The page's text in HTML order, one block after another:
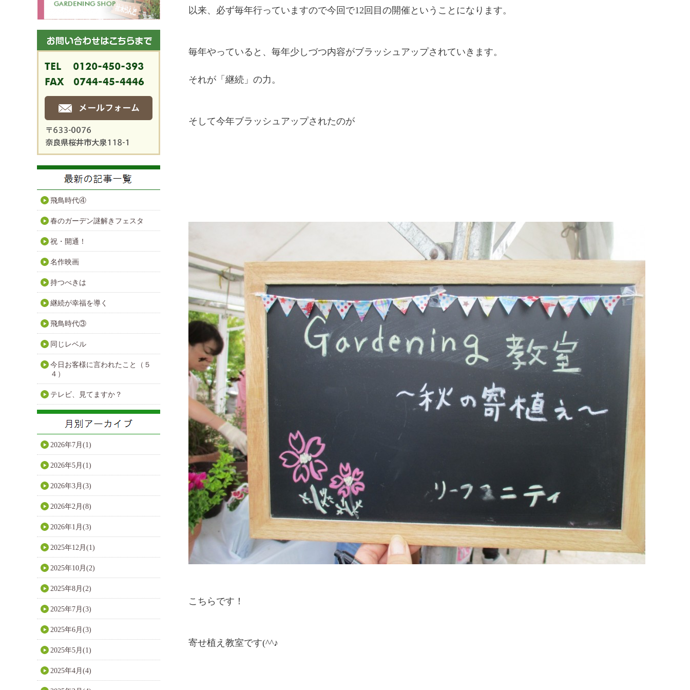
以来、必ず毎年行っていますので今回で12回目の開催ということになります。
毎年やっていると、毎年少しづつ内容がブラッシュアップされていきます。
それが「継続」の力。
そして今年ブラッシュアップされたのが
こちらです！
寄せ植え教室です(^^♪
飛鳥時代④
春のガーデン謎解きフェスタ
祝・開通！
名作映画
持つべきは
継続が幸福を導く
飛鳥時代③
同じレベル
今日お客様に言われたこと（５
４）
テレビ、見てますか？
2026年7月(1)
2026年5月(1)
2026年3月(3)
2026年2月(8)
2026年1月(3)
2025年12月(1)
2025年10月(2)
2025年8月(2)
2025年7月(3)
2025年6月(3)
2025年5月(1)
2025年4月(4)